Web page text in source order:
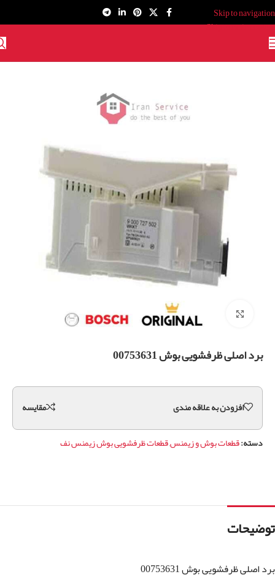
Skip to navigation
Skip to main content
برای بزرگنمایی کلیک کنید
برد اصلی ظرفشویی بوش 00753631
افزودن به علاقه مندی مقايسه
دسته:قطعات بوش و زیمنس,قطعات ظرفشویی بوش زیمنس نف
توضیحات
برد اصلی ظرفشویی بوش 00753631